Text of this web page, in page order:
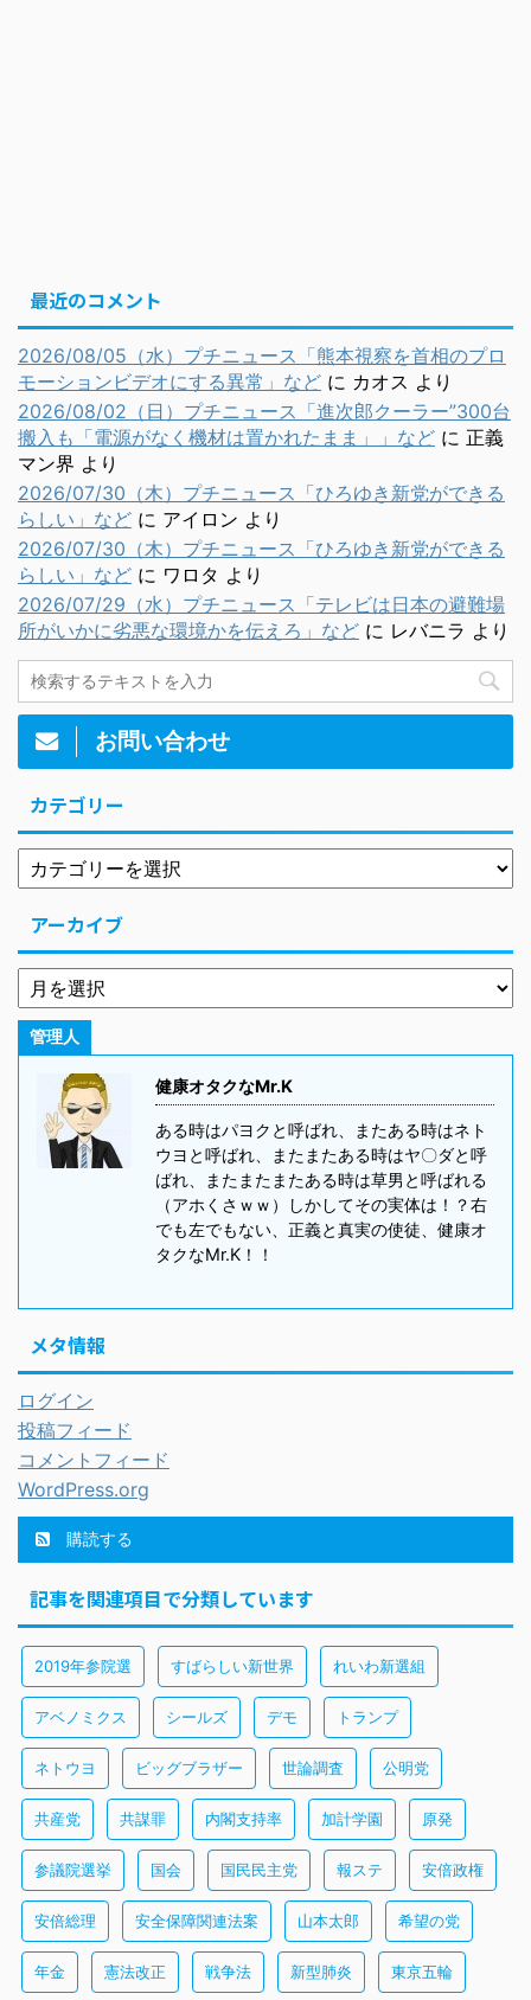
最近のコメント
2026/08/05（水）プチニュース「熊本視察を首相のプロ
モーションビデオにする異常」など に カオス より
2026/08/02（日）プチニュース「進次郎クーラー”300台
搬入も「電源がなく機材は置かれたまま」」など に 正義
マン界 より
2026/07/30（木）プチニュース「ひろゆき新党ができる
らしい」など に アイロン より
2026/07/30（木）プチニュース「ひろゆき新党ができる
らしい」など に ワロタ より
2026/07/29（水）プチニュース「テレビは日本の避難場
所がいかに劣悪な環境かを伝えろ」など に レバニラ より
お問い合わせ
カテゴリー
アーカイブ
管理人
健康オタクなMr.K
ある時はパヨクと呼ばれ、またある時はネト
ウヨと呼ばれ、またまたある時はヤ〇ダと呼
ばれ、またまたまたある時は草男と呼ばれる
（アホくさｗｗ）しかしてその実体は！？右
でも左でもない、正義と真実の使徒、健康オ
タクなMr.K！！
メタ情報
ログイン
投稿フィード
コメントフィード
WordPress.org
購読する
記事を関連項目で分類しています
2019年参院選 すばらしい新世界 れいわ新選組
アベノミクス シールズ デモ トランプ
ネトウヨ ビッグブラザー 世論調査 公明党
共産党 共謀罪 内閣支持率 加計学園 原発
参議院選挙 国会 国民民主党 報ステ 安倍政権
安倍総理 安全保障関連法案 山本太郎 希望の党
年金 憲法改正 戦争法 新型肺炎 東京五輪